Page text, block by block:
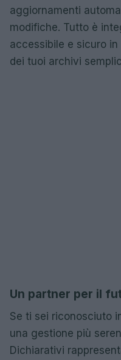
aggiornamenti
modifiche. Tutto è
accessibile e sicuro
dei tuoi archivi
Un partner per il
Se ti sei riconosciuto
una gestione più
Dichiarativi